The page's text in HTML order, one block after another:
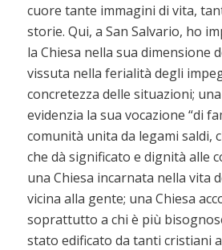
cuore tante immagini di vita,
storie. Qui, a San Salvario, ho
la Chiesa nella sua dimensione
vissuta nella ferialità degli
concretezza delle situazioni;
evidenzia la sua vocazione “di
comunità unita da legami saldi,
che dà significato e dignità alle
una Chiesa incarnata nella vita
vicina alla gente; una Chiesa
soprattutto a chi è più
stato edificato da tanti cristiani